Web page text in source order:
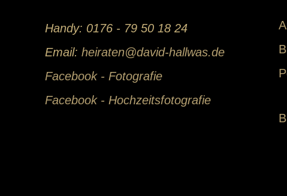
Handy: 0176 - 79 50 18 24
Email: heiraten@david-hallwas.de
Facebook - Fotografie
Facebook - Hochzeitsfotografie